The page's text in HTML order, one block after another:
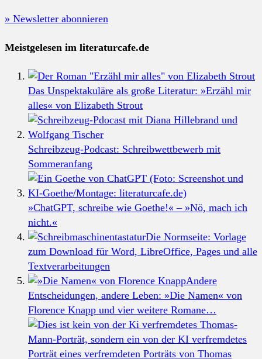
» Newsletter abonnieren
Meistgelesen im literaturcafe.de
Das Unspektakuläre als große Literatur: »Erzähl mir
alles« von Elizabeth Strout
Schreibzeug-Podcast: Schreibwettbewerb mit
Sommeranfang
»ChatGPT, schreibe wie Goethe!« – »Nö, mach ich
nicht.«
Die Normseite: Vorlage
zum Download für Word, LibreOffice, Pages und alle
Textverarbeitungen
Andere
Entscheidungen, andere Leben: »Die Namen« von
Florence Knapp und vier weitere Romane…